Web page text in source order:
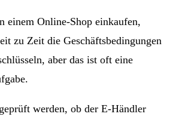
einem Online-Shop einkaufen,
zu Zeit die Geschäftsbedingungen
aber das ist oft eine
werden, ob der E-Händler